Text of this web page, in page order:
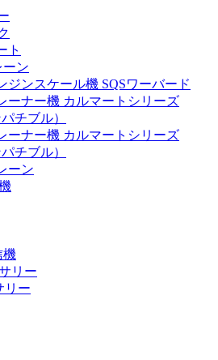
ト
ーン
ジンスケール機 SQSワーバード
ーナー機 カルマートシリーズ
チブル）
ーナー機 カルマートシリーズ
チブル）
ーン
機
リー
リー